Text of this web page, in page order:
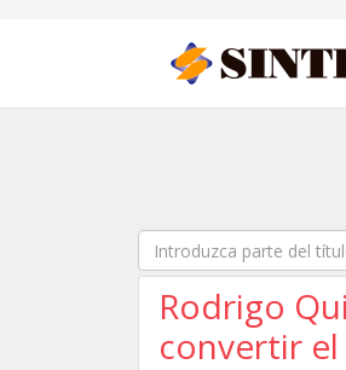
Introduzca parte del
Rodrigo
convertir